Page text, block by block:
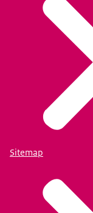
Sitemap